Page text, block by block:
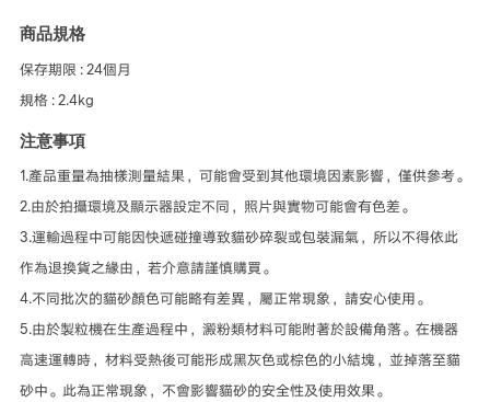
商品規格
保存期限 : 24個月
規格 : 2.4kg
注意事項
1.產品重量為抽樣測量結果，可能會受到其他環境因素影響，僅供參考。
2.由於拍攝環境及顯示器設定不同，照片與實物可能會有色差。
3.運輸過程中可能因快遞碰撞導致貓砂碎裂或包裝漏氣，所以不得依此
作為退換貨之緣由，若介意請謹慎購買。
4.不同批次的貓砂顏色可能略有差異，屬正常現象，請安心使用。
5.由於製粒機在生產過程中，澱粉類材料可能附著於設備角落。在機器
高速運轉時，材料受熱後可能形成黑灰色或棕色的小結塊，並掉落至貓
砂中。此為正常現象，不會影響貓砂的安全性及使用效果。